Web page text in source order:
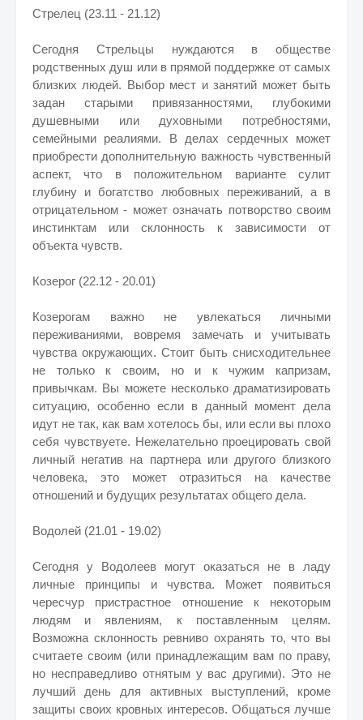
Стрелец (23.11 - 21.12)
Сегодня Стрельцы нуждаются в обществе
родственных душ или в прямой поддержке от самых
близких людей. Выбор мест и занятий может быть
задан старыми привязанностями, глубокими
душевными или духовными потребностями,
семейными реалиями. В делах сердечных может
приобрести дополнительную важность чувственный
аспект, что в положительном варианте сулит
глубину и богатство любовных переживаний, а в
отрицательном - может означать потворство своим
инстинктам или склонность к зависимости от
объекта чувств.
Козерог (22.12 - 20.01)
Козерогам важно не увлекаться личными
переживаниями, вовремя замечать и учитывать
чувства окружающих. Стоит быть снисходительнее
не только к своим, но и к чужим капризам,
привычкам. Вы можете несколько драматизировать
ситуацию, особенно если в данный момент дела
идут не так, как вам хотелось бы, или если вы плохо
себя чувствуете. Нежелательно проецировать свой
личный негатив на партнера или другого близкого
человека, это может отразиться на качестве
отношений и будущих результатах общего дела.
Водолей (21.01 - 19.02)
Сегодня у Водолеев могут оказаться не в ладу
личные принципы и чувства. Может появиться
чересчур пристрастное отношение к некоторым
людям и явлениям, к поставленным целям.
Возможна склонность ревниво охранять то, что вы
считаете своим (или принадлежащим вам по праву,
но несправедливо отнятым у вас другими). Это не
лучший день для активных выступлений, кроме
защиты своих кровных интересов. Общаться лучше